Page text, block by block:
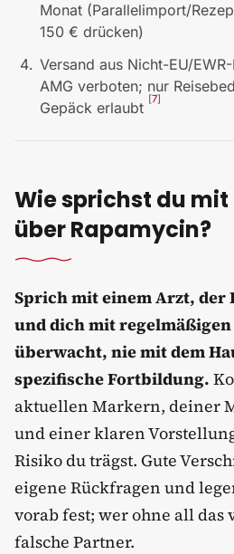
Monat (Parallelimport/
150 € drücken)
Versand aus Nicht-EU/
AMG verboten; nur
Gepäck erlaubt [7]
Wie sprichst du
über Rapamycin?
Sprich mit einem Arzt, der
und dich mit
überwacht, nie mit dem
spezifische Fortbildung.
aktuellen Markern, deiner
und einer klaren
Risiko du trägst. Gute
eigene Rückfragen und
vorab fest; wer ohne all das
falsche Partner.